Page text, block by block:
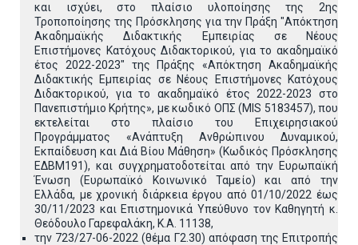
και ισχύει, στο πλαίσιο υλοποίησης της 2ης
Τροποποίησης της Πρόσκλησης για την Πράξη "Απόκτηση
Ακαδημαϊκής Διδακτικής Εμπειρίας σε Νέους
Επιστήμονες Κατόχους Διδακτορικού, για το ακαδημαϊκό
έτος 2022-2023"
της Πράξης «Απόκτηση Ακαδημαϊκής
Διδακτικής Εμπειρίας σε Νέους Επιστήμονες Κατόχους
Διδακτορικού, για το ακαδημαϊκό έτος 2022-2023 στο
Πανεπιστήμιο Κρήτης», με κωδικό ΟΠΣ (MIS 5183457), που
εκτελείται στο πλαίσιο του Επιχειρησιακού
Προγράμματος «Ανάπτυξη Ανθρώπινου Δυναμικού,
Εκπαίδευση και Διά Βίου Μάθηση» (Κωδικός Πρόσκλησης
ΕΔΒΜ191), και συγχρηματοδοτείται από την Ευρωπαϊκή
Ένωση (Ευρωπαϊκό Κοινωνικό Ταμείο) και από την
Ελλάδα, με χρονική διάρκεια έργου από 01/10/2022 έως
30/11/2023 και Επιστημονικά Υπεύθυνο τον Καθηγητή κ.
Θεόδουλο Γαρεφαλάκη, K.A. 11138,
την 723/27-06-2022 (θέμα Γ2.30) απόφαση της Επιτροπής